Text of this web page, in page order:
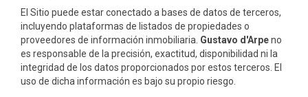
El Sitio puede estar conectado a bases de datos de terceros,
incluyendo plataformas de listados de propiedades o
proveedores de información inmobiliaria. Gustavo d'Arpeno
es responsable de la precisión, exactitud, disponibilidad ni la
integridad de los datos proporcionados por estos terceros. El
uso de dicha información es bajo su propio riesgo.